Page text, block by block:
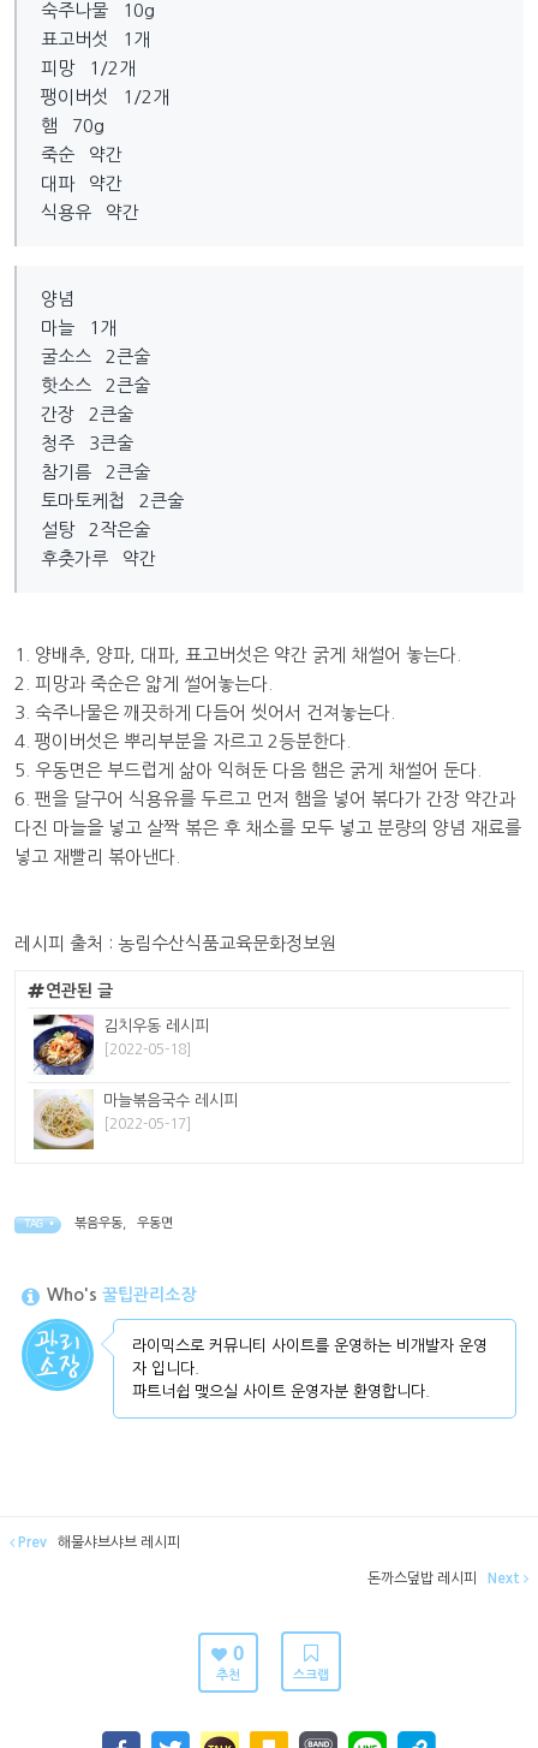
숙주나물 10g
표고버섯 1개
피망 1/2개
팽이버섯 1/2개
햄 70g
죽순 약간
대파 약간
식용유 약간
양념
마늘 1개
굴소스 2큰술
핫소스 2큰술
간장 2큰술
청주 3큰술
참기름 2큰술
토마토케첩 2큰술
설탕 2작은술
후춧가루 약간
1. 양배추, 양파, 대파, 표고버섯은 약간 굵게 채썰어 놓는다.
2. 피망과 죽순은 얇게 썰어놓는다.
3. 숙주나물은 깨끗하게 다듬어 씻어서 건져놓는다.
4. 팽이버섯은 뿌리부분을 자르고 2등분한다.
5. 우동면은 부드럽게 삶아 익혀둔 다음 햄은 굵게 채썰어 둔다.
6. 팬을 달구어 식용유를 두르고 먼저 햄을 넣어 볶다가 간장 약간과
다진 마늘을 넣고 살짝 볶은 후 채소를 모두 넣고 분량의 양념 재료를
넣고 재빨리 볶아낸다.
레시피 출처 : 농림수산식품교육문화정보원
연관된 글
김치우동 레시피
[2022-05-18]
마늘볶음국수 레시피
[2022-05-17]
TAG • 볶음우동 우동면
Who's 꿀팁관리소장
라이믹스로 커뮤니티 사이트를 운영하는 비개발자 운영
자 입니다.
파트너쉽 맺으실 사이트 운영자분 환영합니다.
Prev 해물샤브샤브 레시피
돈까스덮밥 레시피 Next
0
추천 스크랩